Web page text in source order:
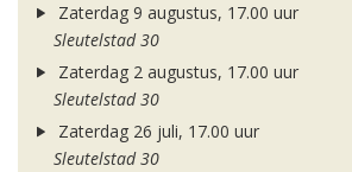
Zaterdag 9 augustus, 17.00 uur
Sleutelstad 30
Zaterdag 2 augustus, 17.00 uur
Sleutelstad 30
Zaterdag 26 juli, 17.00 uur
Sleutelstad 30